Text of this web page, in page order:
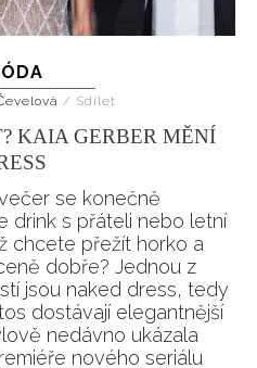
/ Sdílet
KAIA GERBER MĚNÍ
se konečně
drink s přáteli nebo letní
chcete přežít horko a
dobře? Jednou z
jsou naked dress, tedy
dostávají elegantnější
nedávno ukázala
nového seriálu